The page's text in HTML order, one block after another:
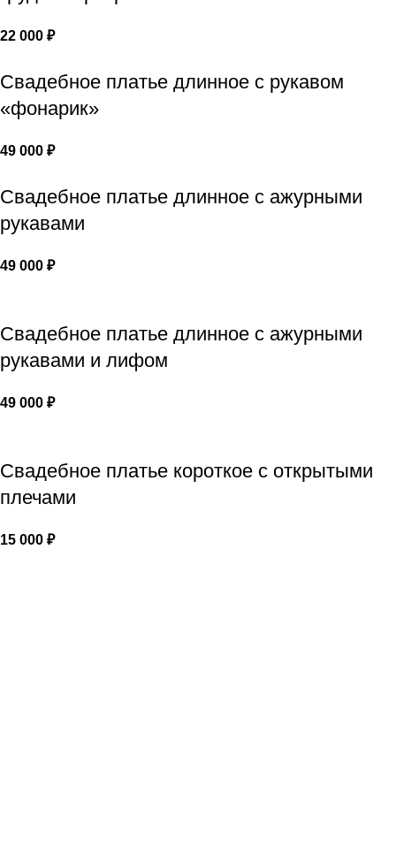
22 000 ₽
Свадебное платье длинное с рукавом
«фонарик»
49 000 ₽
Свадебное платье длинное с ажурными
рукавами
49 000 ₽
Свадебное платье длинное с ажурными
рукавами и лифом
49 000 ₽
Свадебное платье короткое с открытыми
плечами
15 000 ₽